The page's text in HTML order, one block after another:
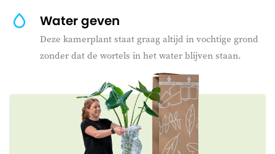
Water geven
Deze kamerplant staat graag altijd in vochtige grond
zonder dat de wortels in het water blijven staan.